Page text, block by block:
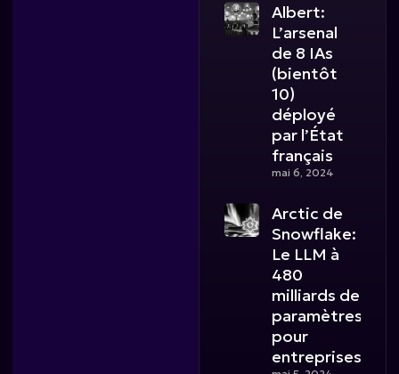
Albert:
L’arsenal
de 8 IAs
(bientôt
10)
déployé
par l’État
français
mai 6, 2024
Arctic de
Snowflake:
Le LLM à
480
milliards de
paramètres
pour
entreprises